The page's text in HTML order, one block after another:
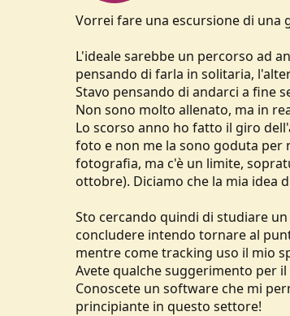
s
u
s
s
i
o
n
e
i
Vorrei fare una escursione di una
L'ideale sarebbe un percorso ad
pensando di farla in solitaria,
Stavo pensando di andarci a fine
Non sono molto allenato, ma in
Lo scorso anno ho fatto il giro
foto e non me la sono goduta per
fotografia, ma c'è un limite,
ottobre). Diciamo che la mia idea
Sto cercando quindi di studiare
concludere intendo tornare al
mentre come tracking uso il mio
Avete qualche suggerimento per
Conoscete un software che mi
principiante in questo settore!